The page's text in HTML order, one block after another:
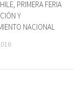
PRIMERA FERIA
Y
NACIONAL